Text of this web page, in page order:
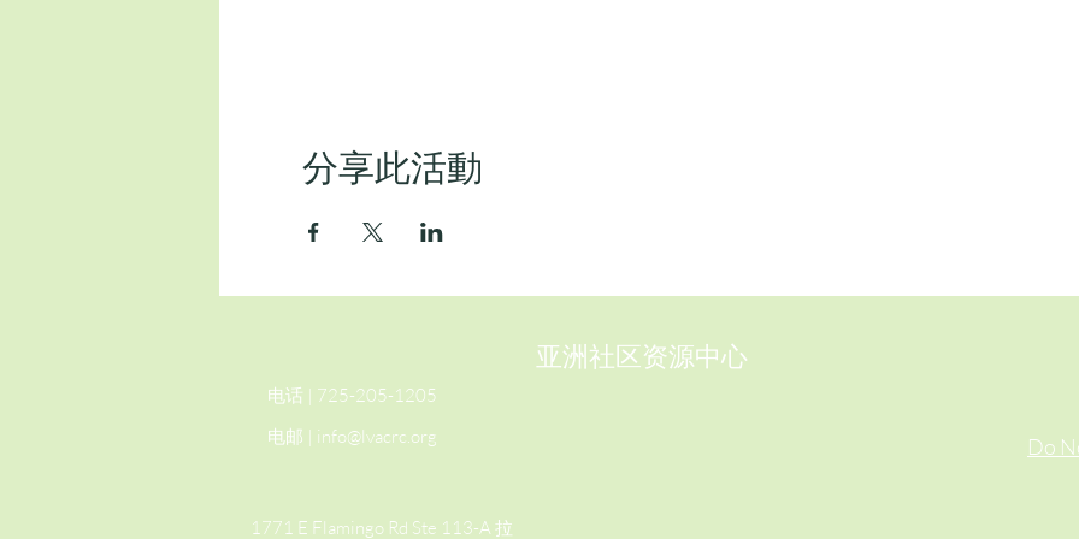
分享此活動
亚洲社区资源中心
电话 | 725-205-1205
电邮 | info@lvacrc.org
1771 E Flamingo Rd Ste 113-A 拉
Do